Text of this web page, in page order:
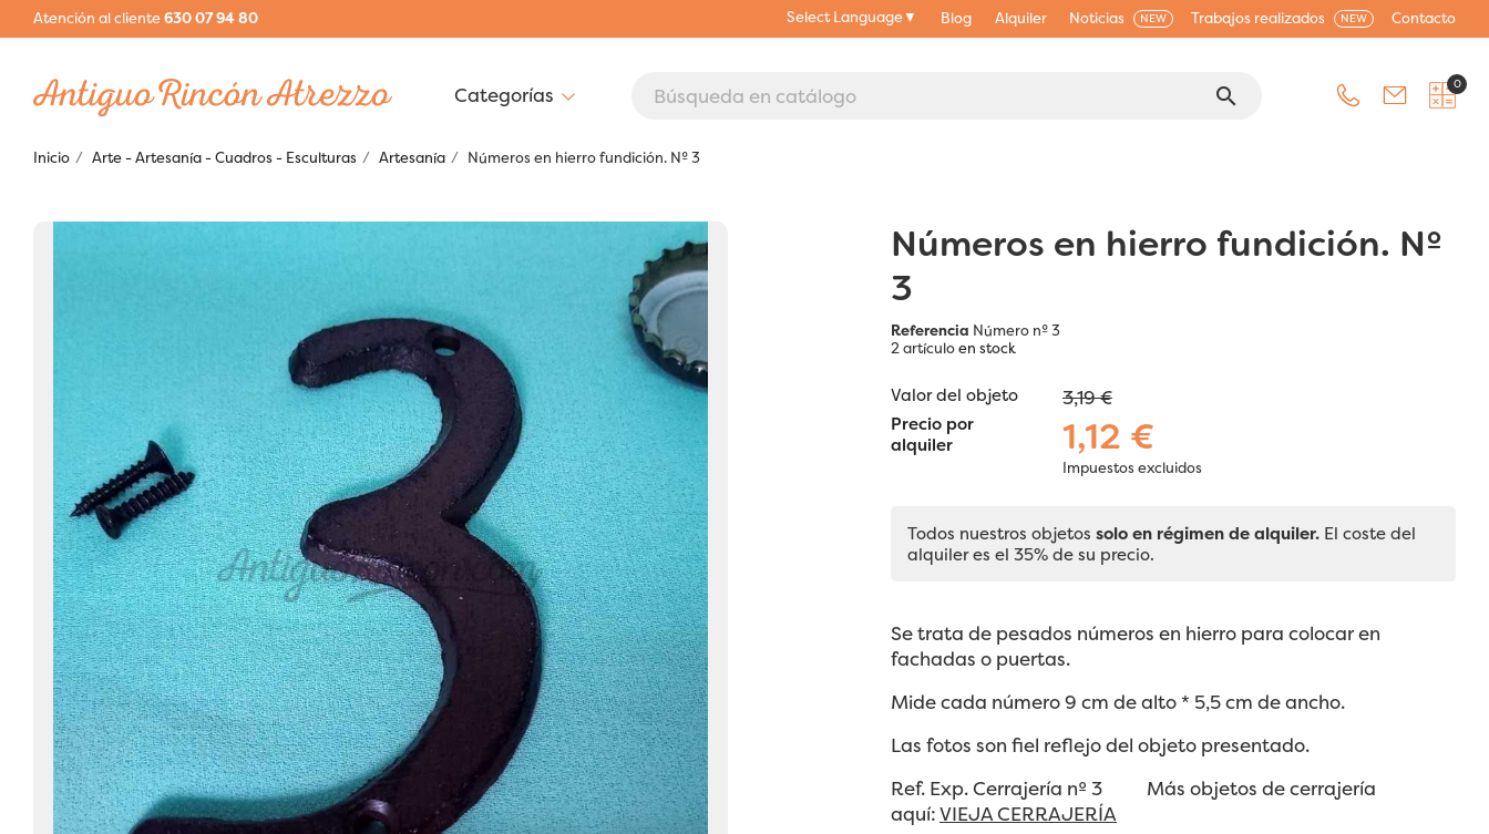
Atención al cliente630 07 94 80 Select Language▼ Blog Alquiler Noticias NEW Trabajos realizados NEW Contacto
search 0
Inicio Arte - Artesanía - Cuadros - Esculturas Artesanía Números en hierro fundición. Nº 3
Números en hierro fundición. Nº
3
Referencia Número nº 3
2 artículoen stock
Valor del objeto 3,19 €
Precio por
alquiler
1,12 €
Impuestos excluidos
Todos nuestros objetos solo en régimen de alquiler. El coste del
alquiler es el 35% de su precio.
Se trata de pesados números en hierro para colocar en
fachadas o puertas.
Mide cada número 9 cm de alto * 5,5 cm de ancho.
Las fotos son fiel reflejo del objeto presentado.
Ref. Exp. Cerrajería nº 3 Más objetos de cerrajería
aquí:VIEJA CERRAJERÍA